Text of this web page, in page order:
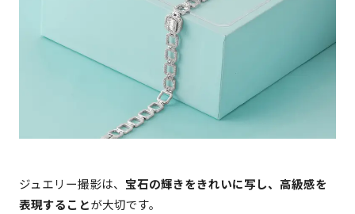
ジュエリー撮影は、 宝石の輝きをきれいに写し、高級感を
表現することが大切です。